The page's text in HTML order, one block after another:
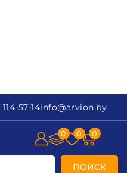
114-57-14info@arvion.by
ПОИСК
0 0 0